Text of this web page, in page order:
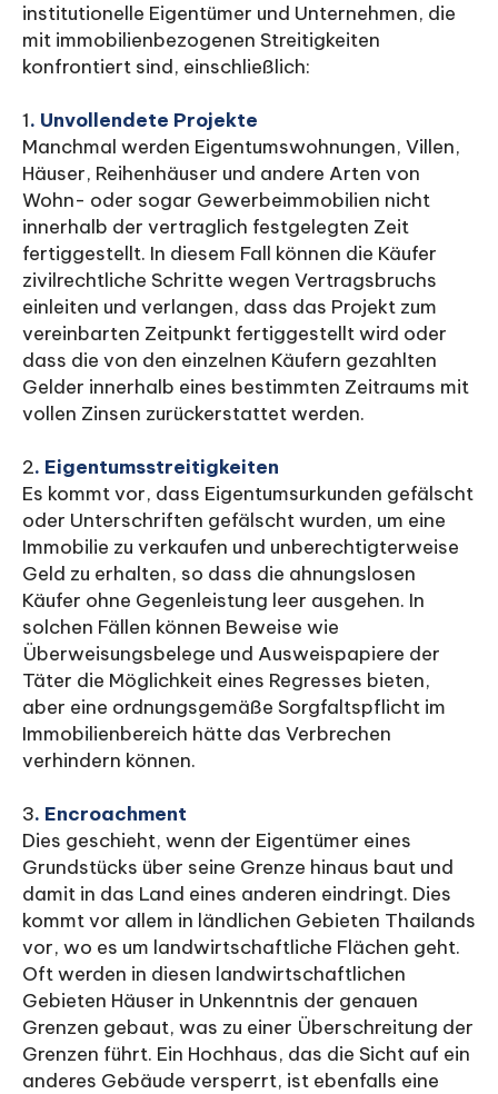
institutionelle Eigentümer und Unternehmen, die
mit immobilienbezogenen Streitigkeiten
konfrontiert sind, einschließlich:
1. Unvollendete Projekte
Manchmal werden Eigentumswohnungen, Villen,
Häuser, Reihenhäuser und andere Arten von
Wohn- oder sogar Gewerbeimmobilien nicht
innerhalb der vertraglich festgelegten Zeit
fertiggestellt. In diesem Fall können die Käufer
zivilrechtliche Schritte wegen Vertragsbruchs
einleiten und verlangen, dass das Projekt zum
vereinbarten Zeitpunkt fertiggestellt wird oder
dass die von den einzelnen Käufern gezahlten
Gelder innerhalb eines bestimmten Zeitraums mit
vollen Zinsen zurückerstattet werden.
2. Eigentumsstreitigkeiten
Es kommt vor, dass Eigentumsurkunden gefälscht
oder Unterschriften gefälscht wurden, um eine
Immobilie zu verkaufen und unberechtigterweise
Geld zu erhalten, so dass die ahnungslosen
Käufer ohne Gegenleistung leer ausgehen. In
solchen Fällen können Beweise wie
Überweisungsbelege und Ausweispapiere der
Täter die Möglichkeit eines Regresses bieten,
aber eine ordnungsgemäße Sorgfaltspflicht im
Immobilienbereich hätte das Verbrechen
verhindern können.
3. Encroachment
Dies geschieht, wenn der Eigentümer eines
Grundstücks über seine Grenze hinaus baut und
damit in das Land eines anderen eindringt. Dies
kommt vor allem in ländlichen Gebieten Thailands
vor, wo es um landwirtschaftliche Flächen geht.
Oft werden in diesen landwirtschaftlichen
Gebieten Häuser in Unkenntnis der genauen
Grenzen gebaut, was zu einer Überschreitung der
Grenzen führt. Ein Hochhaus, das die Sicht auf ein
anderes Gebäude versperrt, ist ebenfalls eine